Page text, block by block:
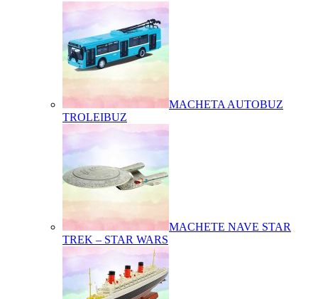
MACHETA AUTOBUZ
TROLEIBUZ
MACHETE NAVE STAR
TREK – STAR WARS